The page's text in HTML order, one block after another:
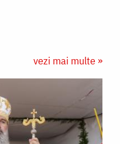
vezi mai multe »